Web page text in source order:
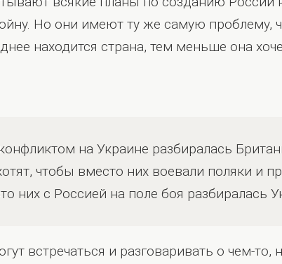
Но они имеют ту же самую проблему,
находится страна, тем меньше она
на Украине разбиралась
чтобы вместо них воевали поляки и
них с Россией на поле боя разбиралась
встречаться и разговаривать о чем-то,